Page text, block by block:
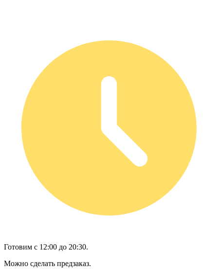
Готовим с 12:00 до 20:30.
Можно сделать предзаказ.